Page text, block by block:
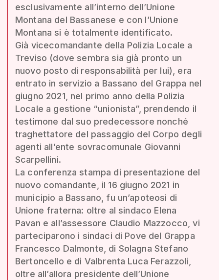
esclusivamente all’interno dell’Unione
Montana del Bassanese e con l’Unione
Montana si è totalmente identificato.
Già vicecomandante della Polizia Locale a
Treviso (dove sembra sia già pronto un
nuovo posto di responsabilità per lui), era
entrato in servizio a Bassano del Grappa nel
giugno 2021, nel primo anno della Polizia
Locale a gestione “unionista”, prendendo il
testimone dal suo predecessore nonché
traghettatore del passaggio del Corpo degli
agenti all’ente sovracomunale Giovanni
Scarpellini.
La conferenza stampa di presentazione del
nuovo comandante, il 16 giugno 2021 in
municipio a Bassano, fu un’apoteosi di
Unione fraterna: oltre al sindaco Elena
Pavan e all’assessore Claudio Mazzocco, vi
parteciparono i sindaci di Pove del Grappa
Francesco Dalmonte, di Solagna Stefano
Bertoncello e di Valbrenta Luca Ferazzoli,
oltre all’allora presidente dell’Unione